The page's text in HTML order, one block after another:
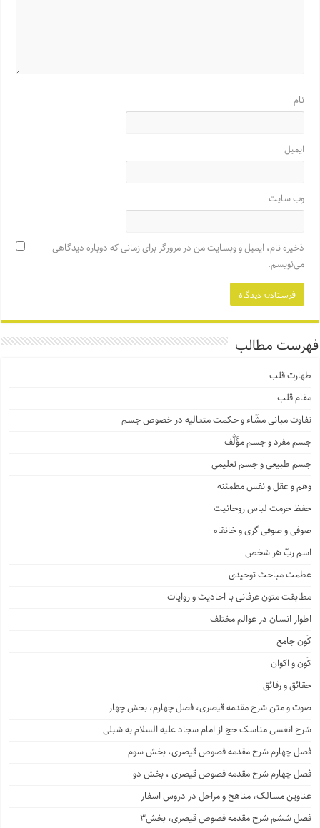
نام
ایمیل
وب‌ سایت
ذخیره نام، ایمیل و وبسایت من در مرورگر برای زمانی که دوباره دیدگاهی
می‌نویسم.
فهرست مطالب
طهارت قلب
مقام قلب
تفاوت مبانی مشّاء و حکمت متعالیه در خصوص جسم
جسم مفرد و جسم مؤَلَّف
جسم طبیعی و جسم تعلیمی
وهم و عقل و نفس مطمئنه
حفظ حرمت لباس روحانیت
صوفی و صوفی گری و خانقاه
اسم ربّ هر شخص
عظمت مباحث توحیدی
مطابقت متون عرفانی با احادیث و روایات
اطوار انسان در عوالم مختلف
کَون جامع
کَون و اکوان
حقائق و رقائق
صوت و متن شرح مقدمه قیصری، فصل چهارم، بخش چهار
شرح انفسی مناسک حج از امام سجاد علیه السلام به شبلی
فصل چهارم شرح مقدمه فصوص قیصری، بخش سوم
فصل چهارم شرح مقدمه فصوص قیصری ، بخش دو
عناوین مسالک، مناهج و مراحل در دروس اسفار
فصل ششم شرح مقدمه فصوص قیصری، بخش۳